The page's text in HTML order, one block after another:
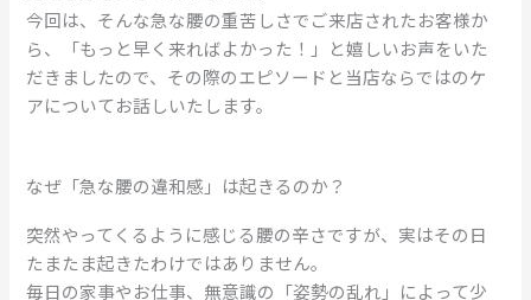
今回は、そんな急な腰の重苦しさでご来店されたお客様か
ら、「もっと早く来ればよかった！」と嬉しいお声をいた
だきましたので、その際のエピソードと当店ならではのケ
アについてお話しいたします。
なぜ「急な腰の違和感」は起きるのか？
突然やってくるように感じる腰の辛さですが、実はその日
たまたま起きたわけではありません。
毎日の家事やお仕事、無意識の「姿勢の乱れ」によって少